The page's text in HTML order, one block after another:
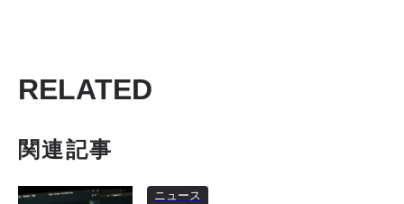
RELATED
関連記事
ニュース